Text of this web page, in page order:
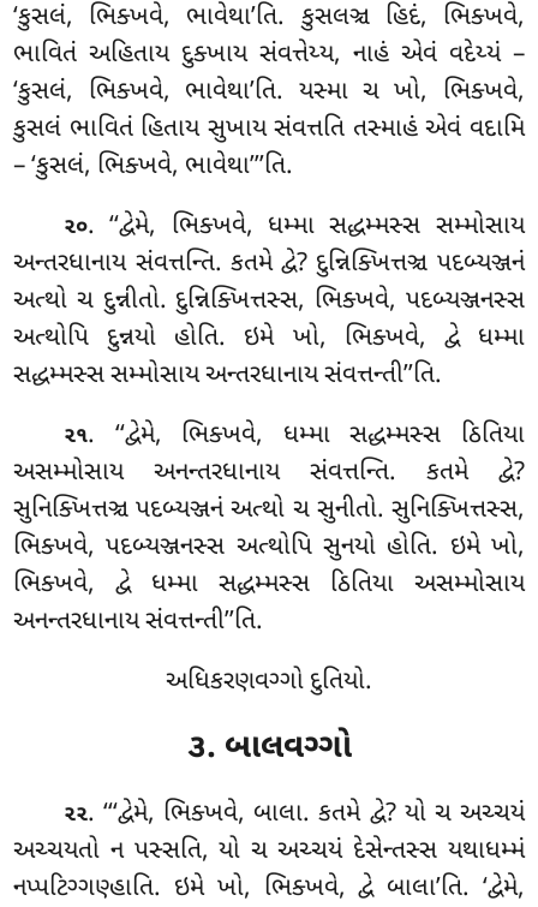
‘કુસલં, ભિક્ખવે, ભાવેથા’તિ. કુસલઞ્ચ હિદં, ભિક્ખવે,
ભાવિતં અહિતાય દુક્ખાય સંવત્તેય્ય, નાહં એવં વદેય્યં –
‘કુસલં, ભિક્ખવે, ભાવેથા’તિ. યસ્મા ચ ખો, ભિક્ખવે,
કુસલં ભાવિતં હિતાય સુખાય સંવત્તતિ તસ્માહં એવં વદામિ
– ‘કુસલં, ભિક્ખવે, ભાવેથા’’’તિ.
૨૦. ‘‘દ્વેમે, ભિક્ખવે, ધમ્મા સદ્ધમ્મસ્સ સમ્મોસાય
અન્તરધાનાય સંવત્તન્તિ. કતમે દ્વે? દુન્નિક્ખિત્તઞ્ચ પદબ્યઞ્જનં
અત્થો ચ દુન્નીતો. દુન્નિક્ખિત્તસ્સ, ભિક્ખવે, પદબ્યઞ્જનસ્સ
અત્થોપિ દુન્નયો હોતિ. ઇમે ખો, ભિક્ખવે, દ્વે ધમ્મા
સદ્ધમ્મસ્સ સમ્મોસાય અન્તરધાનાય સંવત્તન્તી’’તિ.
૨૧. ‘‘દ્વેમે, ભિક્ખવે, ધમ્મા સદ્ધમ્મસ્સ ઠિતિયા
અસમ્મોસાય અનન્તરધાનાય સંવત્તન્તિ. કતમે દ્વે?
સુનિક્ખિત્તઞ્ચ પદબ્યઞ્જનં અત્થો ચ સુનીતો. સુનિક્ખિત્તસ્સ,
ભિક્ખવે, પદબ્યઞ્જનસ્સ અત્થોપિ સુનયો હોતિ. ઇમે ખો,
ભિક્ખવે, દ્વે ધમ્મા સદ્ધમ્મસ્સ ઠિતિયા અસમ્મોસાય
અનન્તરધાનાય સંવત્તન્તી’’તિ.
અધિકરણવગ્ગો દુતિયો.
૩. બાલવગ્ગો
૨૨. ‘‘‘દ્વેમે, ભિક્ખવે, બાલા. કતમે દ્વે? યો ચ અચ્ચયં
અચ્ચયતો ન પસ્સતિ, યો ચ અચ્ચયં દેસેન્તસ્સ યથાધમ્મં
નપ્પટિગ્ગણ્હાતિ. ઇમે ખો, ભિક્ખવે, દ્વે બાલા’તિ. ‘દ્વેમે,